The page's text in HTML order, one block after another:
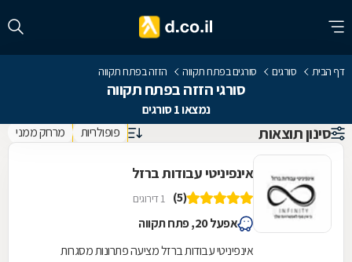
דף הבית סורגים סורגים בפתח תקווה הזזה בפתח תקווה
סורגי הזזה בפתח תקווה
נמצאו 1 סורגים
סינון תוצאות פופולריות מרחק ממני
אינפיניטי עבודות ברזל
(5) 1 דירוגים
אפעל 20, פתח תקווה
אינפיניטי עבודות ברזל מציעה פתרונות מסגרות